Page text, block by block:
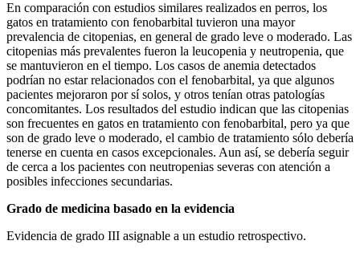
En comparación con estudios similares realizados en perros, los
gatos en tratamiento con fenobarbital tuvieron una mayor
prevalencia de citopenias, en general de grado leve o moderado. Las
citopenias más prevalentes fueron la leucopenia y neutropenia, que
se mantuvieron en el tiempo. Los casos de anemia detectados
podrían no estar relacionados con el fenobarbital, ya que algunos
pacientes mejoraron por sí solos, y otros tenían otras patologías
concomitantes. Los resultados del estudio indican que las citopenias
son frecuentes en gatos en tratamiento con fenobarbital, pero ya que
son de grado leve o moderado, el cambio de tratamiento sólo debería
tenerse en cuenta en casos excepcionales. Aun así, se debería seguir
de cerca a los pacientes con neutropenias severas con atención a
posibles infecciones secundarias.
Grado de medicina basado en la evidencia
Evidencia de grado III asignable a un estudio retrospectivo.